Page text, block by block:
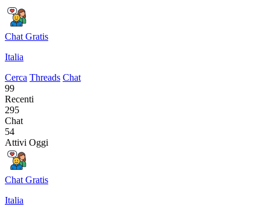
Chat Gratis
Italia
Cerca Threads Chat
99
Recenti
295
Chat
54
Attivi Oggi
Chat Gratis
Italia